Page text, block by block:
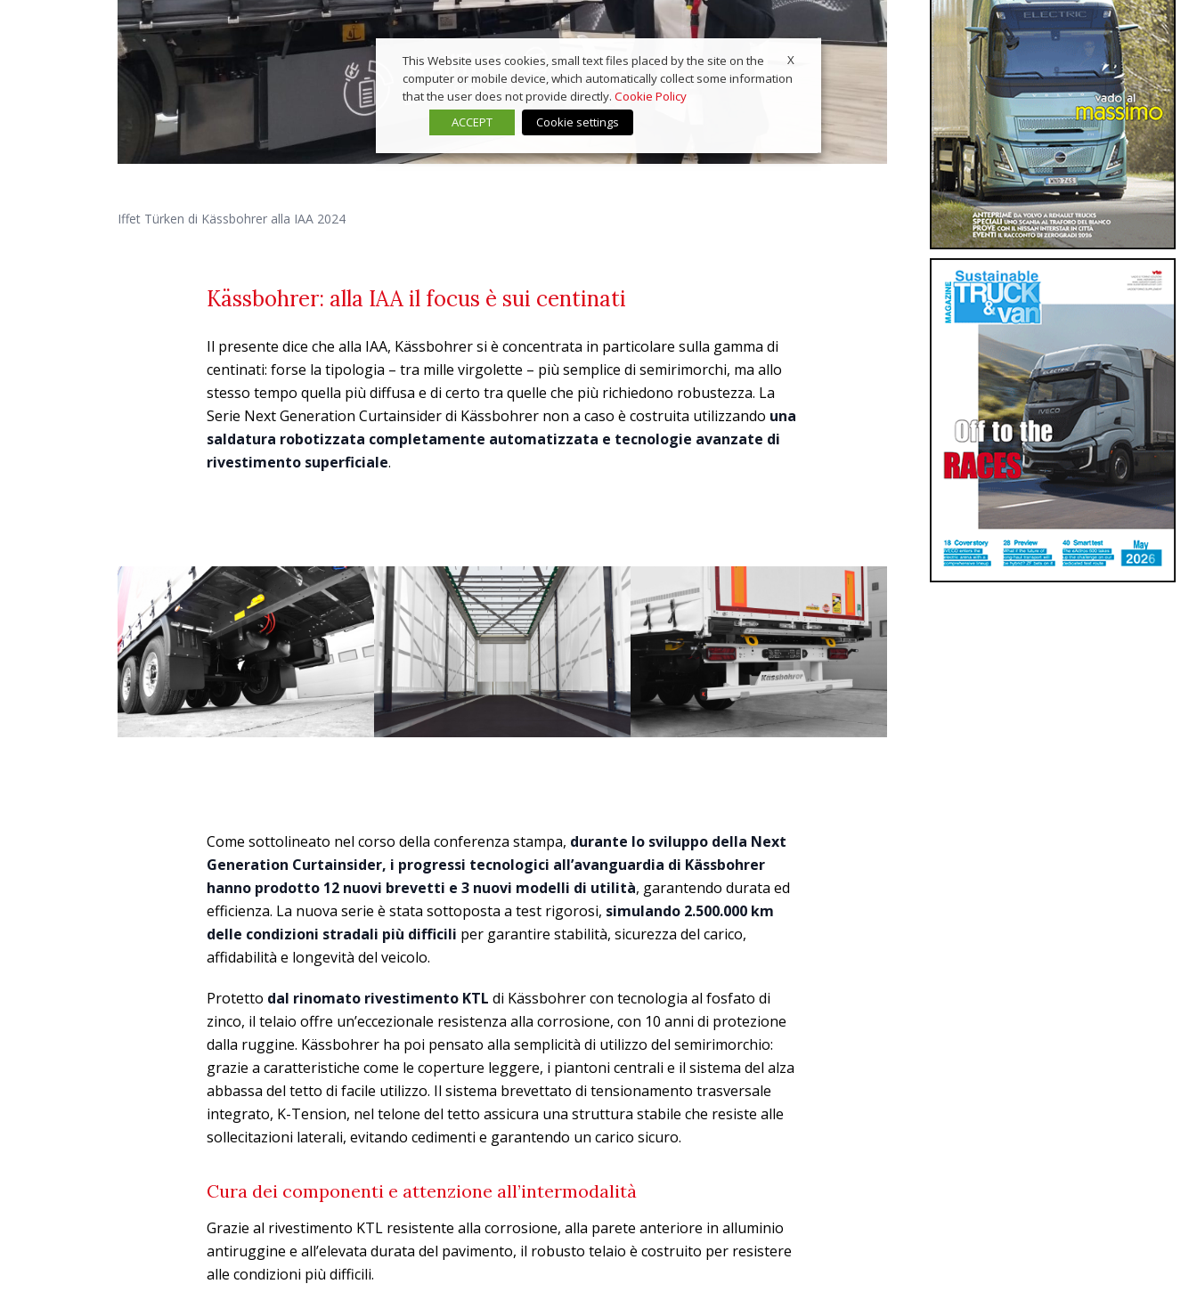
Iffet Türken di Kässbohrer alla IAA 2024
Kässbohrer: alla IAA il focus è sui centinati
Il presente dice che alla IAA, Kässbohrer si è concentrata in particolare sulla gamma di
centinati: forse la tipologia – tra mille virgolette – più semplice di semirimorchi, ma allo
stesso tempo quella più diffusa e di certo tra quelle che più richiedono robustezza. La
Serie Next Generation Curtainsider di Kässbohrer non a caso è costruita utilizzando una
saldatura robotizzata completamente automatizzata e tecnologie avanzate di
rivestimento superficiale.
Come sottolineato nel corso della conferenza stampa, durante lo sviluppo della Next
Generation Curtainsider, i progressi tecnologici all’avanguardia di Kässbohrer
hanno prodotto 12 nuovi brevetti e 3 nuovi modelli di utilità, garantendo durata ed
efficienza. La nuova serie è stata sottoposta a test rigorosi, simulando 2.500.000 km
delle condizioni stradali più difficili per garantire stabilità, sicurezza del carico,
affidabilità e longevità del veicolo.
Protetto dal rinomato rivestimento KTL di Kässbohrer con tecnologia al fosfato di
zinco, il telaio offre un’eccezionale resistenza alla corrosione, con 10 anni di protezione
dalla ruggine. Kässbohrer ha poi pensato alla semplicità di utilizzo del semirimorchio:
grazie a caratteristiche come le coperture leggere, i piantoni centrali e il sistema del alza
abbassa del tetto di facile utilizzo. Il sistema brevettato di tensionamento trasversale
integrato, K-Tension, nel telone del tetto assicura una struttura stabile che resiste alle
sollecitazioni laterali, evitando cedimenti e garantendo un carico sicuro.
Cura dei componenti e attenzione all’intermodalità
Grazie al rivestimento KTL resistente alla corrosione, alla parete anteriore in alluminio
antiruggine e all’elevata durata del pavimento, il robusto telaio è costruito per resistere
alle condizioni più difficili.
X
This Website uses cookies, small text files placed by the site on the
computer or mobile device, which automatically collect some information
that the user does not provide directly. Cookie Policy
ACCEPT
Cookie settings